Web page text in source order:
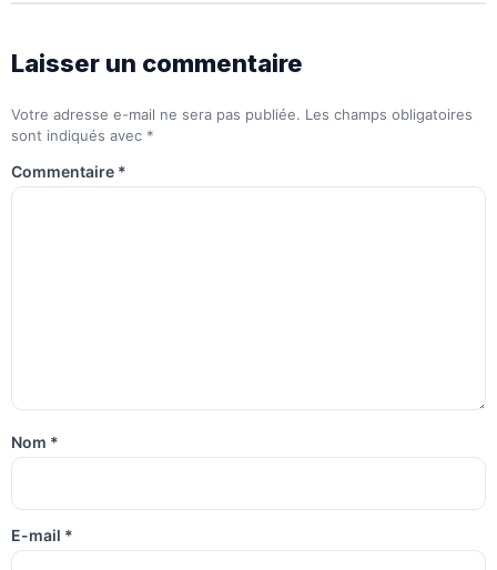
Laisser un commentaire
Votre adresse e-mail ne sera pas publiée. Les champs obligatoires
sont indiqués avec *
Commentaire *
Nom *
E-mail *